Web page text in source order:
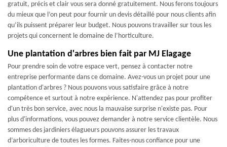
gratuit, précis et clair vous sera donné gratuitement. Nous ferons toujours
du mieux que l’on peut pour fournir un devis détaillé pour nous clients afin
qu’ils puissent préparer leur budget. Nous pouvons travailler sur tous les
projets qui concernent le domaine de l’horticulture.
Une plantation d'arbres bien fait par MJ Elagage
Pour prendre soin de votre espace vert, pensez à contacter notre
entreprise performante dans ce domaine. Avez-vous un projet pour une
plantation d'arbres ? Nous pouvons vous satisfaire grâce à notre
compétence et surtout à notre expérience. N'attendez pas pour profiter
d'un très bon service, avec nous la mauvaise surprise n'existe pas. Pour
plus d'informations, vous pouvez demander à notre service clientèle. Nous
sommes des jardiniers élagueurs pouvons assurer les travaux
d’arboriculture de toutes les formes. Faites-nous confiance pour une